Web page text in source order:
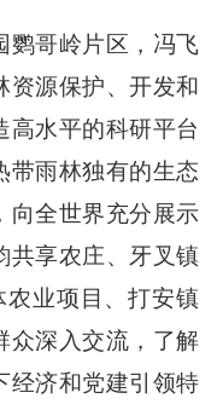
哥岭片区，冯飞
资源保护、开发和
高水平的科研平台
带雨林独有的生态
向全世界充分展示
共享农庄、牙叉镇
业项目、打安镇
众深入交流，了解
经济和党建引领特